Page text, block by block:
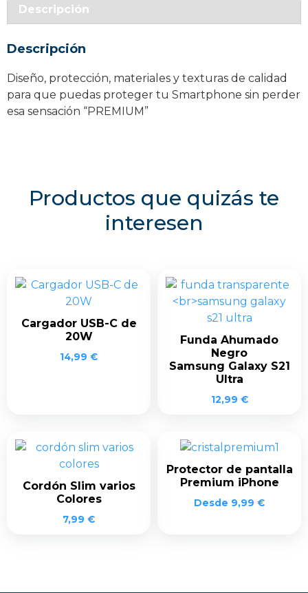
Descripción
Descripción
Diseño, protección, materiales y texturas de calidad
para que puedas proteger tu Smartphone sin perder
esa sensación “PREMIUM”
Productos que quizás te
interesen
Cargador USB-C de
20W
14,99 €
Funda Ahumado
Negro
Samsung Galaxy S21
Ultra
12,99 €
Cordón Slim varios
Colores
7,99 €
Protector de pantalla
Premium iPhone
Desde 9,99 €